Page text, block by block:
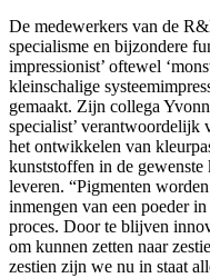
De medewerkers van de
specialisme en bijzondere
impressionist’ oftewel
kleinschalige
gemaakt. Zijn collega
specialist’ verantwoordelijk
het ontwikkelen van
kunststoffen in de gewenste
leveren. “Pigmenten
inmengen van een poeder
proces. Door te blijven
om kunnen zetten naar
zestien zijn we nu in staat